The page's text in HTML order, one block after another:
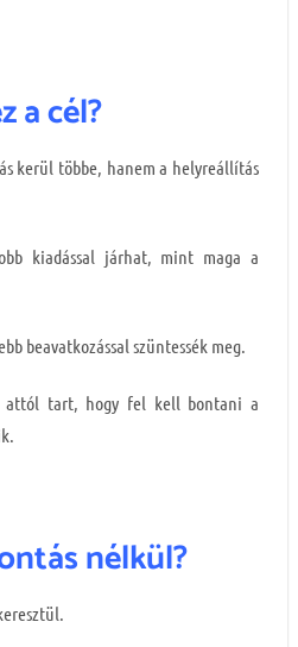
a cél?
kerül többe, hanem a helyreállítás
kiadással járhat, mint maga a
beavatkozással szüntessék meg.
attól tart, hogy fel kell bontani a
nélkül?